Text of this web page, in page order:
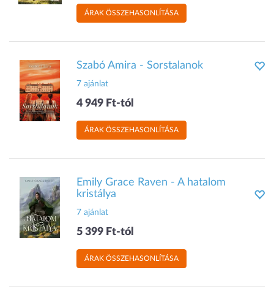
ÁRAK ÖSSZEHASONLÍTÁSA
Szabó Amira - Sorstalanok
7 ajánlat
4 949 Ft-tól
ÁRAK ÖSSZEHASONLÍTÁSA
Emily Grace Raven - A hatalom
kristálya
7 ajánlat
5 399 Ft-tól
ÁRAK ÖSSZEHASONLÍTÁSA